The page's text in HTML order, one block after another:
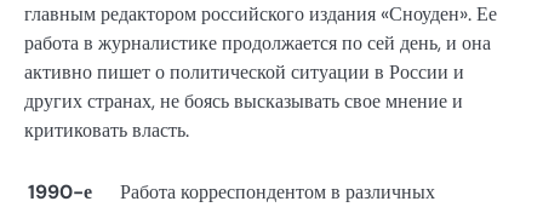
главным редактором российского издания «Сноуден». Ее
работа в журналистике продолжается по сей день, и она
активно пишет о политической ситуации в России и
других странах, не боясь высказывать свое мнение и
критиковать власть.
1990-е
Работа корреспондентом в различных